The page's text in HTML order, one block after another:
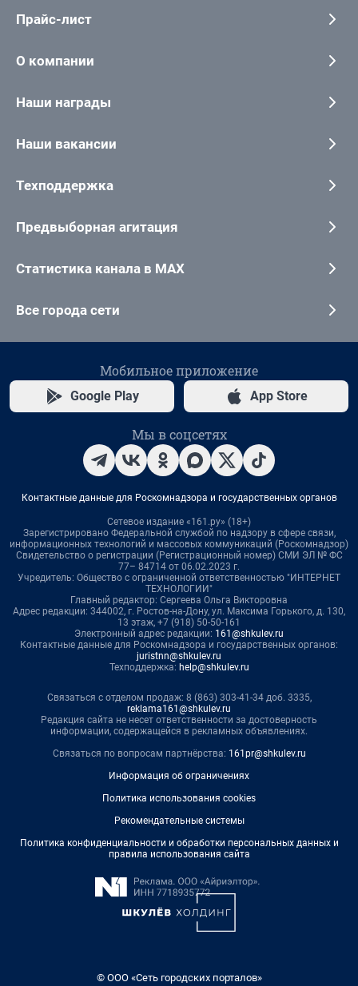
Прайс-лист
О компании
Наши награды
Наши вакансии
Техподдержка
Предвыборная агитация
Статистика канала в MAX
Все города сети
Мобильное приложение
Google Play App Store
Мы в соцсетях
Контактные данные для Роскомнадзора и государственных органов
Сетевое издание «161.ру» (18+)
Зарегистрировано Федеральной службой по надзору в сфере связи,
информационных технологий и массовых коммуникаций (Роскомнадзор)
Свидетельство о регистрации (Регистрационный номер) СМИ ЭЛ № ФС
77– 84714 от 06.02.2023 г.
Учредитель: Общество с ограниченной ответственностью "ИНТЕРНЕТ
ТЕХНОЛОГИИ"
Главный редактор: Сергеева Ольга Викторовна
Адрес редакции: 344002, г. Ростов-на-Дону, ул. Максима Горького, д. 130,
13 этаж, +7 (918) 50-50-161
Электронный адрес редакции: 161@shkulev.ru
Контактные данные для Роскомнадзора и государственных органов:
juristnn@shkulev.ru
Техподдержка: help@shkulev.ru
Связаться с отделом продаж: 8 (863) 303-41-34 доб. 3335,
reklama161@shkulev.ru
Редакция сайта не несет ответственности за достоверность
информации, содержащейся в рекламных объявлениях.
Связаться по вопросам партнёрства: 161pr@shkulev.ru
Информация об ограничениях
Политика использования cookies
Рекомендательные системы
Политика конфиденциальности и обработки персональных данных и
правила использования сайта
© ООО «Сеть городских порталов»